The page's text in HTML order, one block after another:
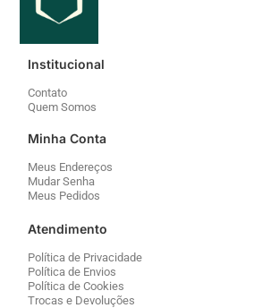
Institucional
Contato
Quem Somos
Minha Conta
Meus Endereços
Mudar Senha
Meus Pedidos
Atendimento
Política de Privacidade
Política de Envios
Política de Cookies
Trocas e Devoluções